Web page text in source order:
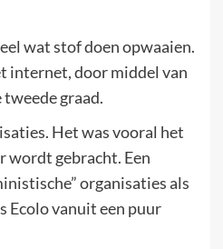
wat stof doen opwaaien.
internet, door middel van
graad.
Het was vooral het
wordt gebracht. Een
organisaties als
Ecolo vanuit een puur